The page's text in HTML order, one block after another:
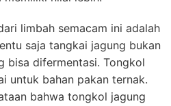
limbah semacam ini adalah
saja tangkai jagung bukan
bisa difermentasi. Tongkol
untuk bahan pakan ternak.
bahwa tongkol jagung